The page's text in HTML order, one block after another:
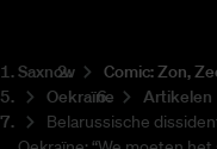
Saxnow Co­mic: Zon,
Oekraïne
Artikelen
Belarussische